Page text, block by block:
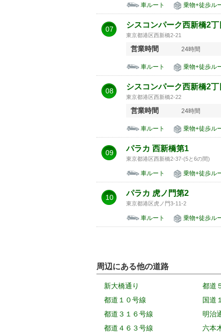
車ルート 乗物+徒歩ル
07 シスコンパーク西新橋2
東京都港区西新橋2-21
営業時間 24時間
車ルート 乗物+徒歩ル
08 シスコンパーク西新橋2
東京都港区西新橋2-22
営業時間 24時間
車ルート 乗物+徒歩ル
09 パラカ 西新橋第1
東京都港区西新橋2-37-(5と6の間)
車ルート 乗物+徒歩ル
10 パラカ 虎ノ門第2
東京都港区虎ノ門3-11-2
車ルート 乗物+徒歩ル
周辺にある他の道路
新大橋通り 都道
都道１０号線
国道
都道３１６号線
明治
都道４６３号線
六本